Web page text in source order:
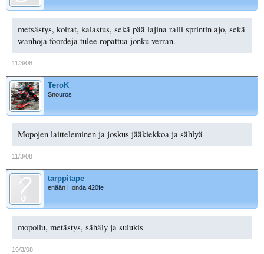
metsästys, koirat, kalastus, sekä pää lajina ralli sprintin ajo, sekä
wanhoja foordeja tulee ropattua jonku verran.
11/3/08
TeroK
Snouros
Mopojen laitteleminen ja joskus jääkiekkoa ja sählyä
11/3/08
tarppitape
enään Honda 420fe
mopoilu, metästys, sähäly ja sulukis
16/3/08